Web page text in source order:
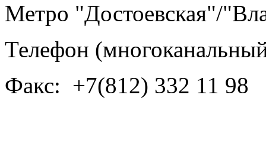
Метро "Достоевская"/
Телефон
Факс: +7(812) 332 11 98